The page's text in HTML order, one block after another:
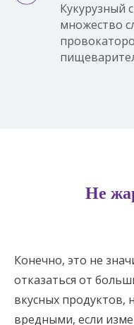
Кукурузный
множество
Не
Конечно, это не
отказаться от
вкусных продуктов,
вредными, если